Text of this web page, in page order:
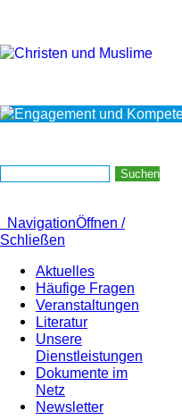
NavigationÖffnen /
Schließen
Aktuelles
Häufige Fragen
Veranstaltungen
Literatur
Unsere
Dienstleistungen
Dokumente im
Netz
Newsletter